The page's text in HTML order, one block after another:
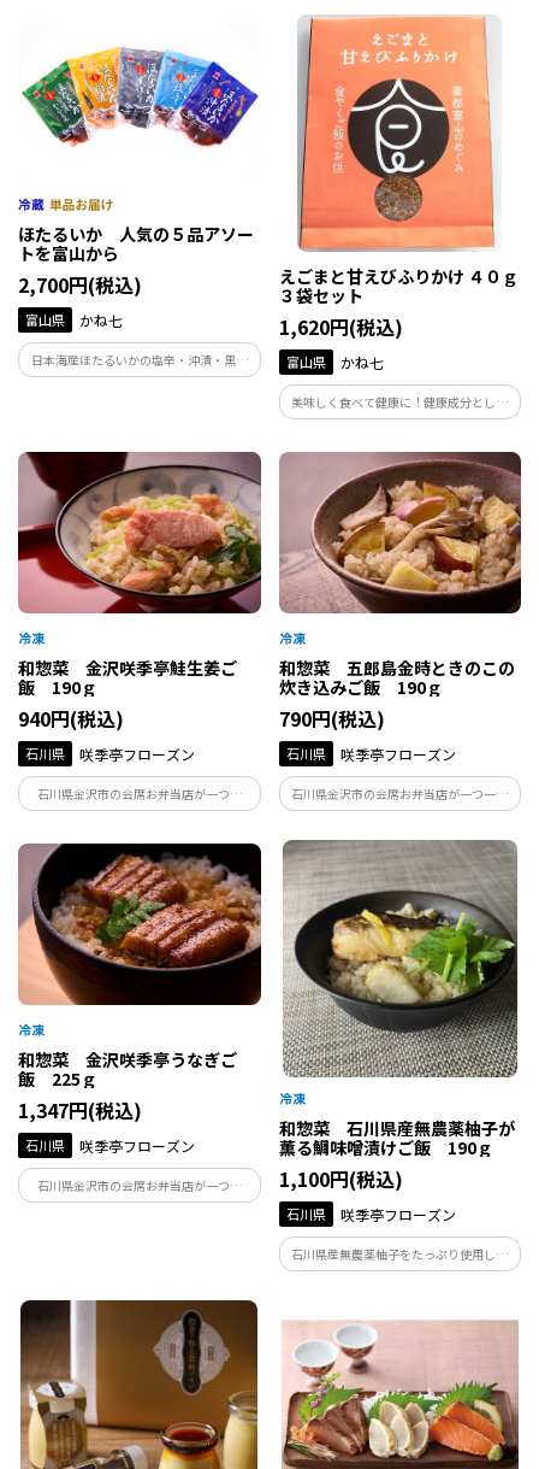
ぞ。
ほたるいか 人気の５品アソー
トを富山から
2,700円(税込)
富山県 かね七
日本海産ほたるいかの塩辛・沖漬・黒作
り・粕漬・醤油漬わさび風味が各１袋、
えごまと甘えびふりかけ ４０ｇ
３袋セット
1,620円(税込)
富山県 かね七
美味しく食べて健康に！健康成分として
注目されるαｰリノレン酸がたっぷりの富
合わせた風味豊かなふりかけを、薬都・
富山からお届けします。
和惣菜 金沢咲季亭鮭生姜ご
飯 190ｇ
940円(税込)
石川県 咲季亭フローズン
石川県金沢市の会席お弁当店が一つ一
つ、丁寧に手作りしている鮭生姜ご飯で
を炊き込みました。生姜の香りと鮭の旨
味がぎゅっと詰まった美味しいご飯が手
軽に楽しめます。
和惣菜 五郎島金時ときのこの
炊き込みご飯 190ｇ
790円(税込)
石川県 咲季亭フローズン
石川県金沢市の会席お弁当店が一つ一つ
丁寧に手作りしている、きのこ炊き込み
ご飯です。たっぷりのきのこの旨味がご飯
にしっかり染みて、誰からも愛されるほ
っとする美味しさです。五郎島金時の甘さ
がアクセント。
和惣菜 金沢咲季亭うなぎご
飯 225ｇ
1,347円(税込)
石川県 咲季亭フローズン
石川県金沢市の会席お弁当店が一つ一
つ、丁寧に手作りしているうなぎご飯で
和惣菜 石川県産無農薬柚子が
薫る鯛味噌漬けご飯 190ｇ
1,100円(税込)
石川県 咲季亭フローズン
石川県産無農薬柚子をたっぷり使用した
柚子味噌で漬込み、ふっくら焼き上げた
子の香りに旨味がしっかり味わえる満足
度の高いご飯です。